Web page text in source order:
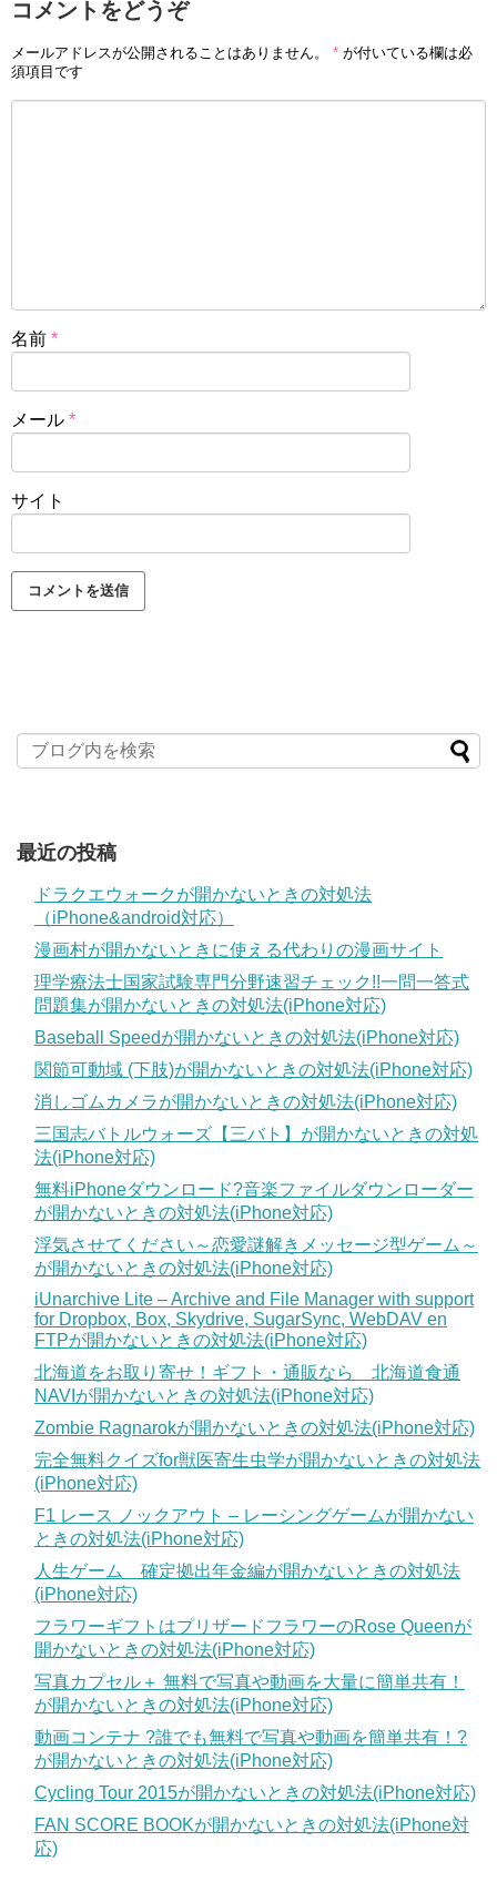
コメントをどうぞ
メールアドレスが公開されることはありません。 * が付いている欄は必
須項目です
名前 *
メール *
サイト
最近の投稿
ドラクエウォークが開かないときの対処法
（iPhone&android対応）
漫画村が開かないときに使える代わりの漫画サイト
理学療法士国家試験専門分野速習チェック!!一問一答式
問題集が開かないときの対処法(iPhone対応)
Baseball Speedが開かないときの対処法(iPhone対応)
関節可動域 (下肢)が開かないときの対処法(iPhone対応)
消しゴムカメラが開かないときの対処法(iPhone対応)
三国志バトルウォーズ【三バト】が開かないときの対処
法(iPhone対応)
無料iPhoneダウンロード?音楽ファイルダウンローダー
が開かないときの対処法(iPhone対応)
浮気させてください～恋愛謎解きメッセージ型ゲーム～
が開かないときの対処法(iPhone対応)
iUnarchive Lite – Archive and File Manager with support
for Dropbox, Box, Skydrive, SugarSync, WebDAV en
FTPが開かないときの対処法(iPhone対応)
北海道をお取り寄せ！ギフト・通販なら 北海道食通
NAVIが開かないときの対処法(iPhone対応)
Zombie Ragnarokが開かないときの対処法(iPhone対応)
完全無料クイズfor獣医寄生虫学が開かないときの対処法
(iPhone対応)
F1 レース ノックアウト – レーシングゲームが開かない
ときの対処法(iPhone対応)
人生ゲーム 確定拠出年金編が開かないときの対処法
(iPhone対応)
フラワーギフトはプリザードフラワーのRose Queenが
開かないときの対処法(iPhone対応)
写真カプセル＋ 無料で写真や動画を大量に簡単共有！
が開かないときの対処法(iPhone対応)
動画コンテナ ?誰でも無料で写真や動画を簡単共有！?
が開かないときの対処法(iPhone対応)
Cycling Tour 2015が開かないときの対処法(iPhone対応)
FAN SCORE BOOKが開かないときの対処法(iPhone対
応)